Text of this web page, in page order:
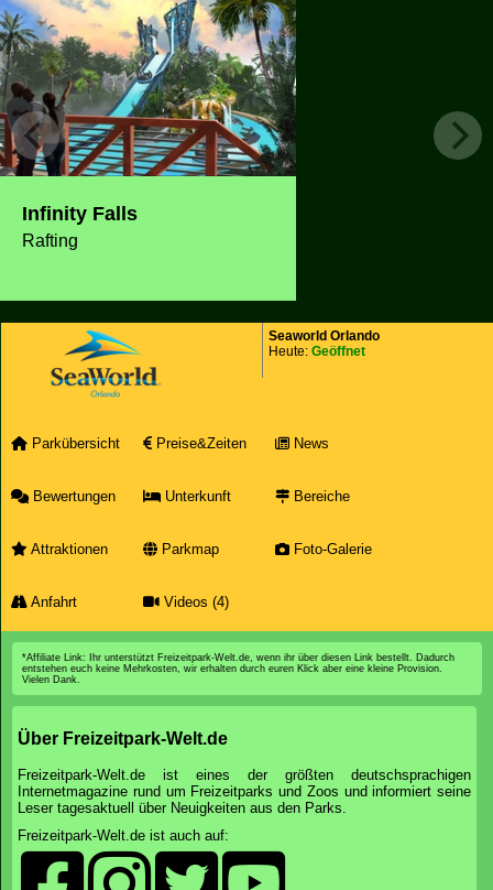
Infinity Falls
Rafting
Seaworld Orlando
Heute: Geöffnet
Parkübersicht Preise&Zeiten News
Bewertungen Unterkunft Bereiche
Attraktionen Parkmap Foto-Galerie
Anfahrt Videos (4)
*Affiliate Link: Ihr unterstützt Freizeitpark-Welt.de, wenn ihr über diesen Link bestellt. Dadurch
entstehen euch keine Mehrkosten, wir erhalten durch euren Klick aber eine kleine Provision.
Vielen Dank.
Über Freizeitpark-Welt.de
Freizeitpark-Welt.de ist eines der größten deutschsprachigen
Internetmagazine rund um Freizeitparks und Zoos und informiert seine
Leser tagesaktuell über Neuigkeiten aus den Parks.
Freizeitpark-Welt.de ist auch auf: